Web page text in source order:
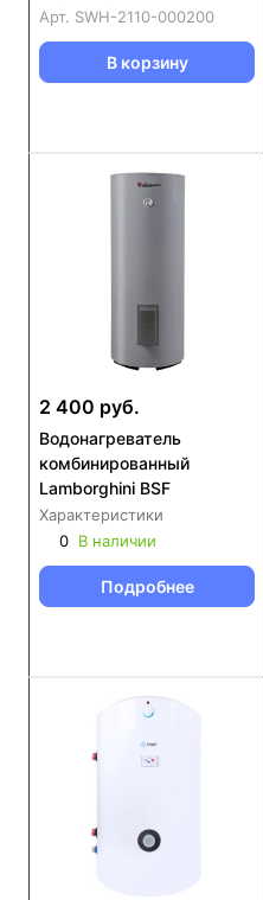
Арт. SWH-2110-000200
В корзину
2 400 руб.
Водонагреватель
комбинированный
Lamborghini BSF
Характеристики
0 В наличии
Подробнее